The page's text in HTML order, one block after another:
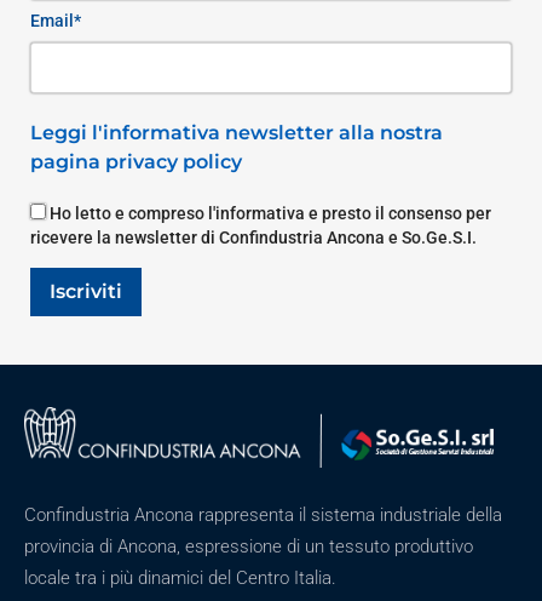
Email*
Leggi l'informativa newsletter alla nostra
pagina privacy policy
Ho letto e compreso l'informativa e presto il consenso per
ricevere la newsletter di Confindustria Ancona e So.Ge.S.I.
Iscriviti
Confindustria Ancona rappresenta il sistema industriale della
provincia di Ancona, espressione di un tessuto produttivo
locale tra i più dinamici del Centro Italia.